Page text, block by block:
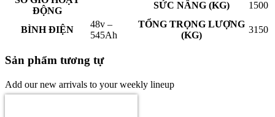
ĐỘNG
SỨC NÂNG (KG) 1500
BÌNH ĐIỆN
48v –
545Ah
TỔNG TRỌNG LƯỢNG
(KG)
3150
Sản phẩm tương tự
Add our new arrivals to your weekly lineup